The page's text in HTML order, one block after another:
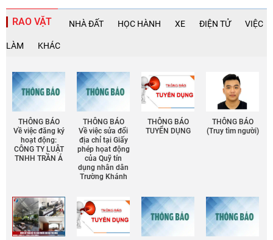
RAO VẶT NHÀ ĐẤT HỌC HÀNH XE ĐIỆN TỬ VIỆC
LÀM KHÁC
THÔNG BÁO
Về việc đăng ký
hoạt động:
CÔNG TY LUẬT
TNHH TRẦN Á
THÔNG BÁO
Về việc sửa đổi
địa chỉ tại Giấy
phép họat động
của Quỹ tín
dụng nhân dân
Trường Khánh
THÔNG BÁO
TUYỂN DỤNG
THÔNG BÁO
(Truy tìm người)